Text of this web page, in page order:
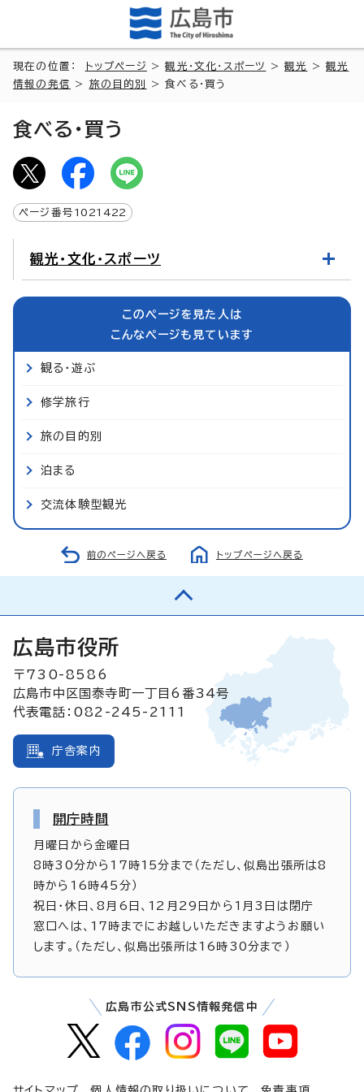
現在の位置： トップページ >観光・文化・スポーツ >観光 >観光
情報の発信
> 旅の目的別 > 食べる・買う
食べる・買う
ページ番号 1021422
観光・文化・スポーツ
このページを見た人は
こんなページも見ています
観る・遊ぶ
修学旅行
旅の目的別
泊まる
交流体験型観光
前のページへ戻る トップページへ戻る
広島市役所
〒730-8586
広島市中区国泰寺町一丁目6番34号
代表電話：082-245-2111
庁舎案内
開庁時間
月曜日から金曜日
8時30分から17時15分まで（ただし、似島出張所は8
時から16時45分）
祝日・休日、8月6日、12月29日から1月3日は閉庁
窓口へは、17時までにお越しいただきますようお願い
します。（ただし、似島出張所は16時30分まで）
広島市公式SNS情報発信中